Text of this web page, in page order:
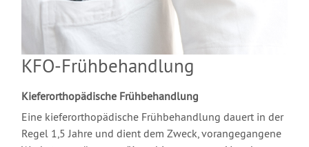
KFO-Frühbehandlung
Kieferorthopädische Frühbehandlung
Eine kieferorthopädische Frühbehandlung dauert in der
Regel 1,5 Jahre und dient dem Zweck, vorangegangene